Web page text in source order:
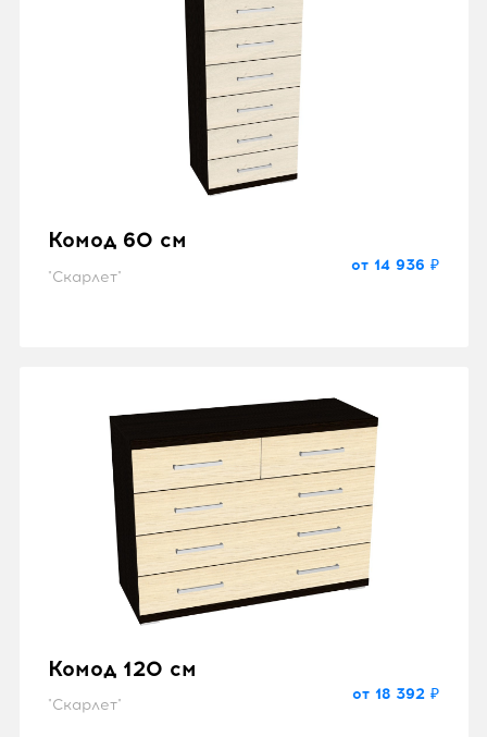
Комод 60 см
"Скарлет"
от 14 936 ₽
Комод 120 см
"Скарлет"
от 18 392 ₽